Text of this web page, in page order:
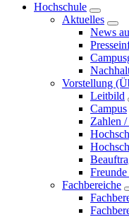
Hochschule
Aktuelles
News
Vorstellung
Leitbild
Campus
Zahlen
Fachbereiche